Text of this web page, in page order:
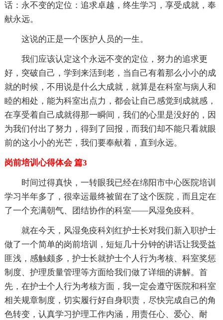
话：永不变的定位：追求卓越，终生学习，享受成就，奉
献永远。
这说的正是一个医护人员的一生。
我们应该认定这个永远不变的定位，努力的追求更
好，突破自己，学到来活到老，当自己有着那么小小的成
就的时候，不用说是什么大成就，就算是在科室与病人和
睦的相处，能为科室出点力，都会让自己感觉到成就感，
在享受着自己成就得那一瞬间，我们的心里是没好的，因
为我们付出了努力，得到了回报，而我们却不能只看就眼
前的这小小的光芒，我们要奉献着，直到永远。
岗前培训心得体会 篇3
时间过得真快，一转眼我已经在绵阳市中心医院培训
学习半年多了，很幸运最终被留在了这个医院，而且定在
了一个充满朝气、团结协作的科室——风湿免疫科。
就在今天，风湿免疫科刘红护士长对我们新入职护士
做了一个简单的岗前培训，短短几十分钟的讲话让我受益
匪浅，感触颇多，护士长就护士个人行为考核、科室奖惩
制度、护理质量管理等方面给我们做了详细的讲解。首
先，在护士个人行为考核方面，我一定会遵守医院和科室
相关规章制度，切实履行好自身职责，尽快完成自己的角
色转变，认真学习护理工作内涵，用责任心、爱心、耐